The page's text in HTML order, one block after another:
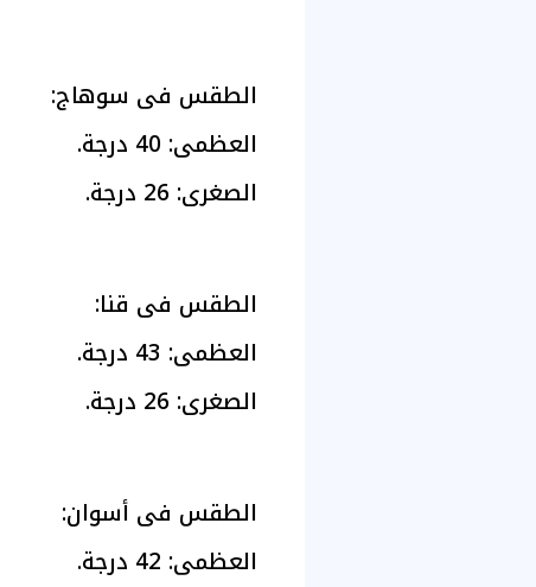
الطقس فى سوهاج:
العظمى: 40 درجة.
الصغرى: 26 درجة.
الطقس فى قنا:
العظمى: 43 درجة.
الصغرى: 26 درجة.
الطقس فى أسوان:
العظمى: 42 درجة.